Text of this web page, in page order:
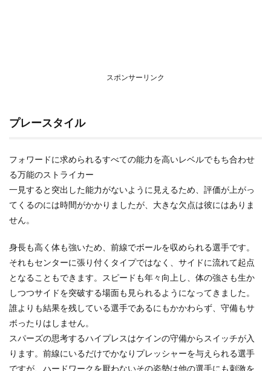
スポンサーリンク
プレースタイル
フォワードに求められるすべての能力を高いレベルでもち合わせ
る万能のストライカー
一見すると突出した能力がないように見えるため、評価が上がっ
てくるのには時間がかかりましたが、大きな欠点は彼にはありま
せん。
身長も高く体も強いため、前線でボールを収められる選手です。
それもセンターに張り付くタイプではなく、サイドに流れて起点
となることもできます。スピードも年々向上し、体の強さも生か
しつつサイドを突破する場面も見られるようになってきました。
誰よりも結果を残している選手であるにもかかわらず、守備もサ
ボったりはしません。
スパーズの思考するハイプレスはケインの守備からスイッチが入
ります。前線にいるだけでかなりプレッシャーを与えられる選手
ですが、ハードワークを厭わないその姿勢は他の選手にも刺激を